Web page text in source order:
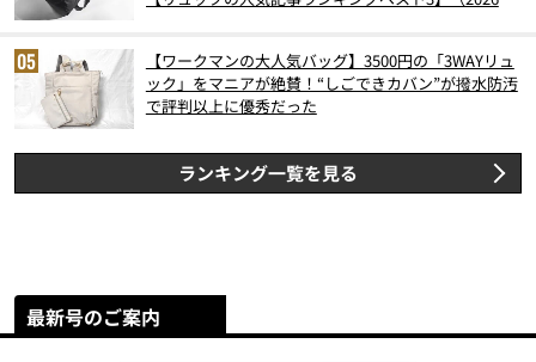
【ワークマンの大人気バッグ】3500円の「3WAYリュ
ック」をマニアが絶賛！“しごできカバン”が撥水防汚
で評判以上に優秀だった
ランキング一覧を見る
最新号のご案内